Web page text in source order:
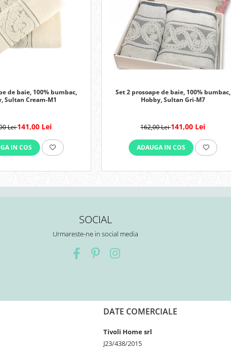
de baie, 100% bumbac,
Sultan Cream-M1
Lei141,00 Lei
IN COS
Set 2 prosoape de baie, 100% bumbac,
Hobby, Sultan Gri-M7
162,00 Lei141,00 Lei
ADAUGA IN COS
SOCIAL
Urmareste-ne in social media
DATE COMERCIALE
Tivoli Home srl
J23/438/2015